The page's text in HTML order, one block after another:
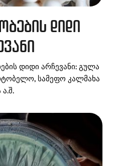
დიდი
დიდი არჩევანი: გულა
სამეფო კალმახა